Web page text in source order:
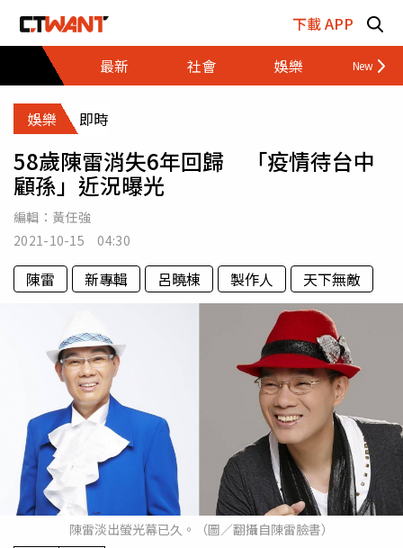
下載 APP
最新
社會 娛樂 財經
娛樂 即時
58歲陳雷消失6年回歸 「疫情待台中
顧孫」近況曝光
編輯： 黃任強
2021-10-15 04:30
陳雷 新專輯 呂曉棟 製作人 天下無敵
陳雷淡出螢光幕已久。（圖／翻攝自陳雷臉書）